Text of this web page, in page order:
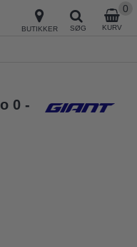
BUTIKKER SØG KURV
0
0 -